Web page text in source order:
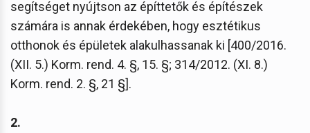
segítséget nyújtson az építtetők és építészek
számára is annak érdekében, hogy esztétikus
otthonok és épületek alakulhassanak ki [400/2016.
(XII. 5.) Korm. rend. 4. §, 15. §; 314/2012. (XI. 8.)
Korm. rend. 2. §, 21 §].
2.